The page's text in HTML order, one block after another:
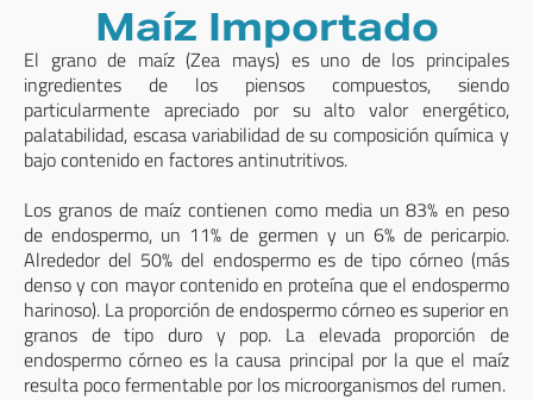
Maíz Importado
El grano de maíz (Zea mays) es uno de los principales
ingredientes de los piensos compuestos, siendo
particularmente apreciado por su alto valor energético,
palatabilidad, escasa variabilidad de su composición química y
bajo contenido en factores antinutritivos.
Los granos de maíz contienen como media un 83% en peso
de endospermo, un 11% de germen y un 6% de pericarpio.
Alrededor del 50% del endospermo es de tipo córneo (más
denso y con mayor contenido en proteína que el endospermo
harinoso). La proporción de endospermo córneo es superior en
granos de tipo duro y pop. La elevada proporción de
endospermo córneo es la causa principal por la que el maíz
resulta poco fermentable por los microorganismos del rumen.